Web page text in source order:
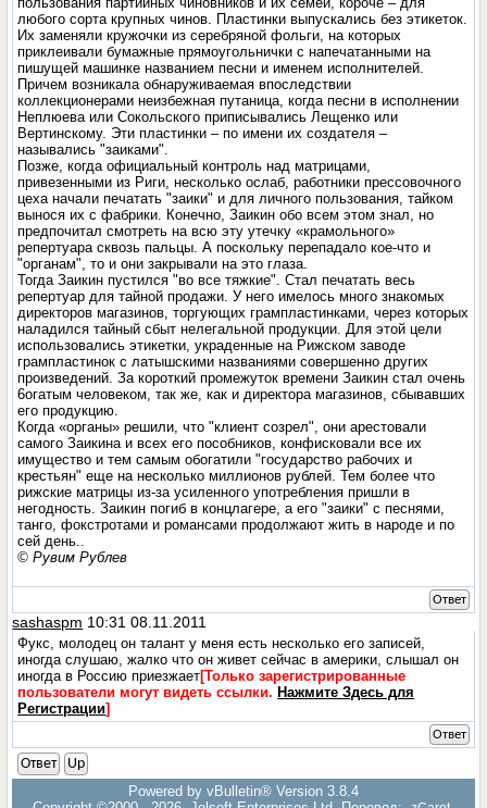
любого сорта крупных чинов. Пластинки выпускались без этикеток.
Их заменяли кружочки из серебряной фольги, на которых
приклеивали бумажные прямоугольнички с напечатанными на
пишущей машинке названием песни и именем исполнителей.
Причем возникала обнаруживаемая впоследствии
коллекционерами неизбежная путаница, когда песни в исполнении
Неплюева или Сокольского приписывались Лещенко или
Вертинскому. Эти пластинки – по имени их создателя –
назывались "заиками".
Позже, когда официальный контроль над матрицами,
привезенными из Риги, несколько ослаб, работники прессовочного
цеха начали печатать "заики" и для личного пользования, тайком
вынося их с фабрики. Конечно, Заикин обо всем этом знал, но
предпочитал смотреть на всю эту утечку «крамольного»
репертуара сквозь пальцы. А поскольку перепадало кое-что и
"органам", то и они закрывали на это глаза.
Тогда Заикин пустился "во все тяжкие". Стал печатать весь
репертуар для тайной продажи. У него имелось много знакомых
директоров магазинов, торгующих грампластинками, через которых
наладился тайный сбыт нелегальной продукции. Для этой цели
использовались этикетки, украденные на Рижском заводе
грампластинок с латышскими названиями совершенно других
произведений. За короткий промежуток времени Заикин стал очень
6огатым человеком, так же, как и директора магазинов, сбывавших
его продукцию.
Когда «органы» решили, что "клиент созрел", они арестовали
самого Заикина и всех его пособников, конфисковали все их
имущество и тем самым обогатили "государство рабочих и
крестьян" еще на несколько миллионов рублей. Тем более что
рижские матрицы из-за усиленного употребления пришли в
негодность. Заикин погиб в концлагере, а его "заики" с песнями,
танго, фокстротами и романсами продолжают жить в народе и по
сей день..
© Рувим Рублев
Ответ
sashaspm 10:31 08.11.2011
Фукс, молодец он талант у меня есть несколько его записей,
иногда слушаю, жалко что он живет сейчас в америки, слышал он
иногда в Россию приезжает[Только зарегистрированные
пользователи могут видеть ссылки. Нажмите Здесь для
Регистрации]
Ответ
Ответ
Up
Powered by vBulletin® Version 3.8.4